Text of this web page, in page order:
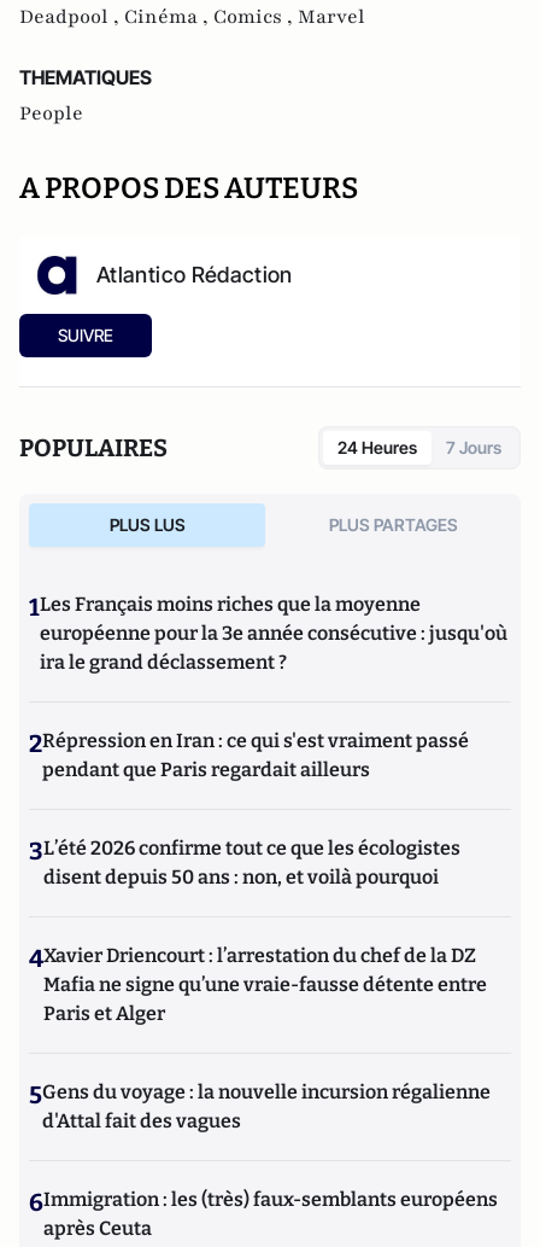
Deadpool , Cinéma , Comics , Marvel
THEMATIQUES
People
A PROPOS DES AUTEURS
Atlantico Rédaction
SUIVRE
POPULAIRES 24 Heures 7 Jours
PLUS LUS PLUS PARTAGES
1Les Français moins riches que la moyenne
européenne pour la 3e année consécutive : jusqu'où
ira le grand déclassement ?
2Répression en Iran : ce qui s'est vraiment passé
pendant que Paris regardait ailleurs
3L’été 2026 confirme tout ce que les écologistes
disent depuis 50 ans : non, et voilà pourquoi
4Xavier Driencourt : l’arrestation du chef de la DZ
Mafia ne signe qu’une vraie-fausse détente entre
Paris et Alger
5Gens du voyage : la nouvelle incursion régalienne
d'Attal fait des vagues
6Immigration : les (très) faux-semblants européens
après Ceuta